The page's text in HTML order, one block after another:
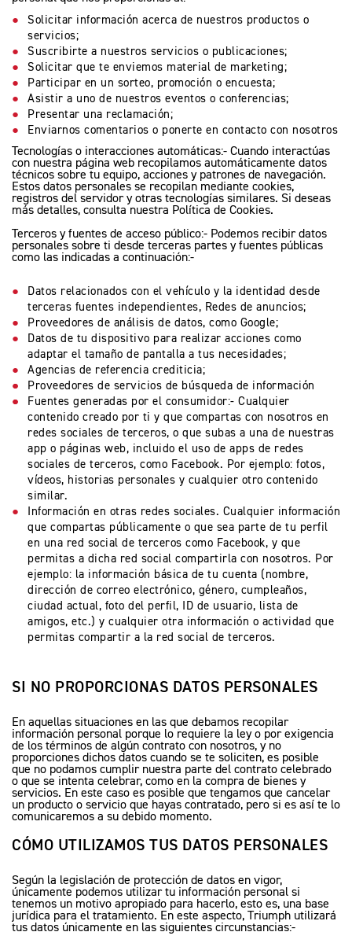
ROCKET 3 STORM R
Precio desde $26.590.000
ROCKET 3 STORM GT
Precio desde $28.590.000
ADVENTURE
TIGER SPORT 660
Precio desde $8.490.000
TIGER SPORT 660
Precio desde $9.790.000
NEW TIGER SPORT 660
Precio desde $10.090.000
TIGER 800 SPORT
TIGER 850 SPORT
Precio desde $11.390.000
NEWTIGER SPORT 800 TOURING
Solicitar información acerca de nuestros productos o
servicios;
Suscribirte a nuestros servicios o publicaciones;
Solicitar que te enviemos material de marketing;
Participar en un sorteo, promoción o encuesta;
Asistir a uno de nuestros eventos o conferencias;
Presentar una reclamación;
Enviarnos comentarios o ponerte en contacto con nosotros
Tecnologías o interacciones automáticas:- Cuando interactúas
con nuestra página web recopilamos automáticamente datos
técnicos sobre tu equipo, acciones y patrones de navegación.
Estos datos personales se recopilan mediante cookies,
registros del servidor y otras tecnologías similares. Si deseas
más detalles, consulta nuestra Política de Cookies.
Terceros y fuentes de acceso público:- Podemos recibir datos
personales sobre ti desde terceras partes y fuentes públicas
como las indicadas a continuación:-
Datos relacionados con el vehículo y la identidad desde
terceras fuentes independientes, Redes de anuncios;
Proveedores de análisis de datos, como Google;
Datos de tu dispositivo para realizar acciones como
adaptar el tamaño de pantalla a tus necesidades;
Agencias de referencia crediticia;
Proveedores de servicios de búsqueda de información
Fuentes generadas por el consumidor:- Cualquier
contenido creado por ti y que compartas con nosotros en
redes sociales de terceros, o que subas a una de nuestras
app o páginas web, incluido el uso de apps de redes
sociales de terceros, como Facebook. Por ejemplo: fotos,
vídeos, historias personales y cualquier otro contenido
similar.
Información en otras redes sociales. Cualquier información
que compartas públicamente o que sea parte de tu perfil
en una red social de terceros como Facebook, y que
permitas a dicha red social compartirla con nosotros. Por
ejemplo: la información básica de tu cuenta (nombre,
dirección de correo electrónico, género, cumpleaños,
ciudad actual, foto del perfil, ID de usuario, lista de
amigos, etc.) y cualquier otra información o actividad que
permitas compartir a la red social de terceros.
SI NO PROPORCIONAS DATOS PERSONALES
En aquellas situaciones en las que debamos recopilar
información personal porque lo requiere la ley o por exigencia
de los términos de algún contrato con nosotros, y no
proporciones dichos datos cuando se te soliciten, es posible
que no podamos cumplir nuestra parte del contrato celebrado
o que se intenta celebrar, como en la compra de bienes y
servicios. En este caso es posible que tengamos que cancelar
un producto o servicio que hayas contratado, pero si es así te lo
comunicaremos a su debido momento.
CÓMO UTILIZAMOS TUS DATOS PERSONALES
Según la legislación de protección de datos en vigor,
únicamente podemos utilizar tu información personal si
tenemos un motivo apropiado para hacerlo, esto es, una base
jurídica para el tratamiento. En este aspecto, Triumph utilizará
tus datos únicamente en las siguientes circunstancias:-